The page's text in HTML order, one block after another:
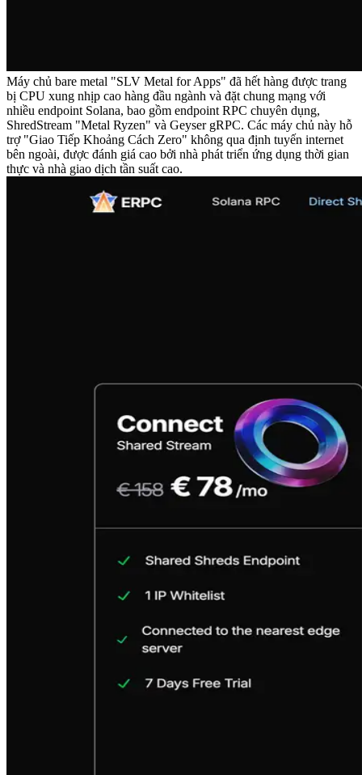
Máy chủ bare metal "SLV Metal for Apps" đã hết hàng được trang
bị CPU xung nhịp cao hàng đầu ngành và đặt chung mạng với
nhiều endpoint Solana, bao gồm endpoint RPC chuyên dụng,
ShredStream "Metal Ryzen" và Geyser gRPC. Các máy chủ này hỗ
trợ "Giao Tiếp Khoảng Cách Zero" không qua định tuyến internet
bên ngoài, được đánh giá cao bởi nhà phát triển ứng dụng thời gian
thực và nhà giao dịch tần suất cao.